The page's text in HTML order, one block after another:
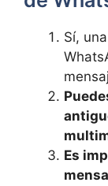
Sí,
Es